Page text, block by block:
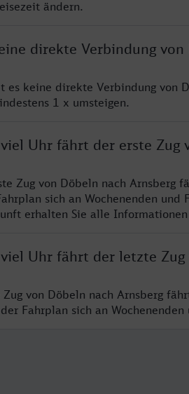
ändern.
direkte Verbindung von
es keine direkte Verbindung von
1 x umsteigen.
Uhr fährt der erste Zug
Zug von Döbeln nach Arnsberg
sich an Wochenenden
erhalten Sie alle
Uhr fährt der letzte Zug
von Döbeln nach Arnsberg
Fahrplan sich an